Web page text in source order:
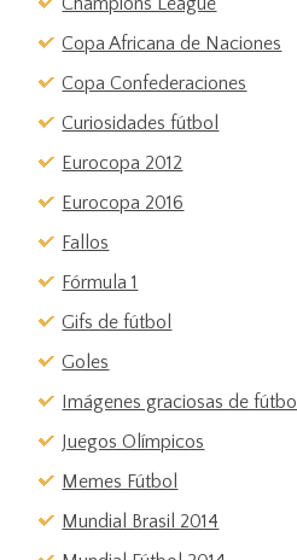
Copa Africana de Naciones
Copa Confederaciones
Curiosidades fútbol
Eurocopa 2012
Eurocopa 2016
Fallos
Fórmula 1
Gifs de fútbol
Goles
Imágenes graciosas de fútbol
Juegos Olímpicos
Memes Fútbol
Mundial Brasil 2014